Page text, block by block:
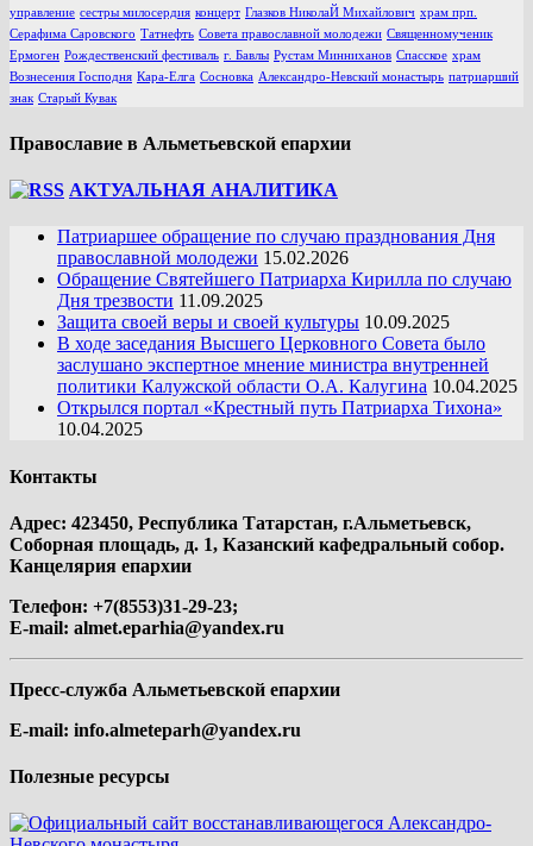
управление сестры милосердия концерт Глазков НиколаЙ Михайлович храм прп.
Серафима Саровского Татнефть Совета православной молодежи Священномученик
Ермоген Рождественский фестиваль г. Бавлы Рустам Минниханов Спасское храм
Вознесения Господня Кара-Елга Сосновка Александро-Невский монастырь патриарший
знак Старый Кувак
Православие в Альметьевской епархии
АКТУАЛЬНАЯ АНАЛИТИКА
Патриаршее обращение по случаю празднования Дня
православной молодежи 15.02.2026
Обращение Святейшего Патриарха Кирилла по случаю
Дня трезвости 11.09.2025
Защита своей веры и своей культуры 10.09.2025
В ходе заседания Высшего Церковного Совета было
заслушано экспертное мнение министра внутренней
политики Калужской области О.А. Калугина 10.04.2025
Открылся портал «Крестный путь Патриарха Тихона»
10.04.2025
Контакты
Адрес: 423450, Республика Татарстан, г.Альметьевск,
Соборная площадь, д. 1, Казанский кафедральный собор.
Канцелярия епархии
Телефон: +7(8553)31-29-23;
E-mail: almet.eparhia@yandex.ru
Пресс-служба Альметьевской епархии
E-mail: info.almeteparh@yandex.ru
Полезные ресурсы